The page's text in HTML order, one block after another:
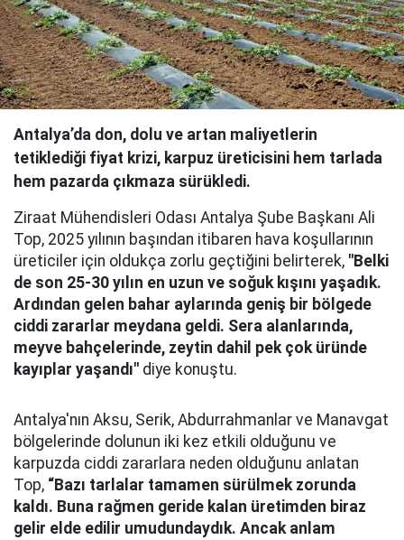
Antalya’da don, dolu ve artan maliyetlerin
tetiklediği fiyat krizi, karpuz üreticisini hem tarlada
hem pazarda çıkmaza sürükledi.
Ziraat Mühendisleri Odası Antalya Şube Başkanı Ali
Top, 2025 yılının başından itibaren hava koşullarının
üreticiler için oldukça zorlu geçtiğini belirterek, "Belki
de son 25-30 yılın en uzun ve soğuk kışını yaşadık.
Ardından gelen bahar aylarında geniş bir bölgede
ciddi zararlar meydana geldi. Sera alanlarında,
meyve bahçelerinde, zeytin dahil pek çok üründe
kayıplar yaşandı" diye konuştu.
Antalya'nın Aksu, Serik, Abdurrahmanlar ve Manavgat
bölgelerinde dolunun iki kez etkili olduğunu ve
karpuzda ciddi zararlara neden olduğunu anlatan
Top, “Bazı tarlalar tamamen sürülmek zorunda
kaldı. Buna rağmen geride kalan üretimden biraz
gelir elde edilir umudundaydık. Ancak anlam